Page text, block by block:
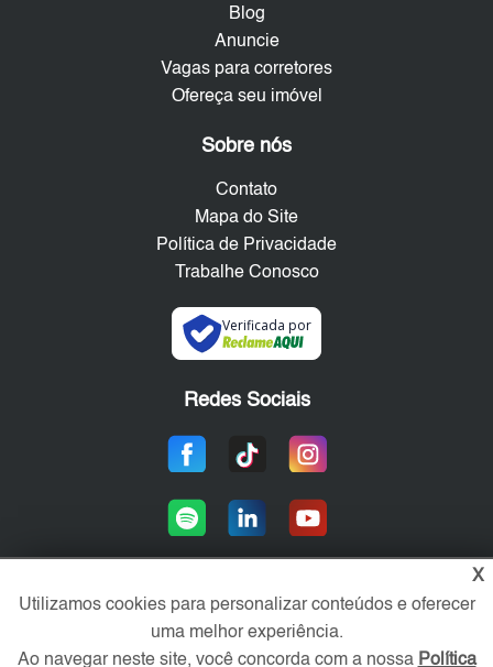
Blog
Anuncie
Vagas para corretores
Ofereça seu imóvel
Sobre nós
Contato
Mapa do Site
Política de Privacidade
Trabalhe Conosco
Verificada por
Redes Sociais
Área exclusiva aos anunciantes,
acesse sua conta:
X
Utilizamos cookies para personalizar conteúdos e oferecer
uma melhor experiência.
Ao navegar neste site, você concorda com a nossa Política